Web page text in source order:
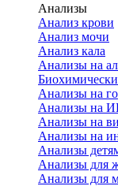
Анализы
Анализ крови
Анализ мочи
Анализ кала
Анализы на
Анализы на
Анализы на
Анализы на
Анализы на
Анализы
Анализы для
Анализы для